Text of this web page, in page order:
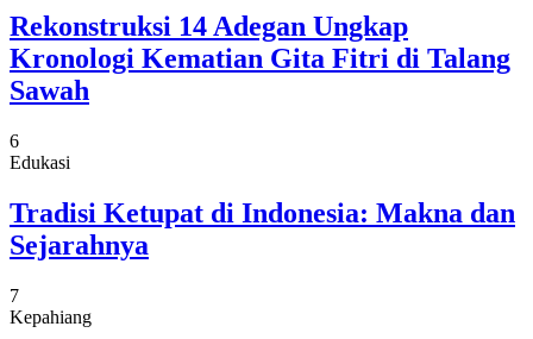
Rekonstruksi 14 Adegan Ungkap
Kronologi Kematian Gita Fitri di Talang
Sawah
6
Edukasi
Tradisi Ketupat di Indonesia: Makna dan
Sejarahnya
7
Kepahiang